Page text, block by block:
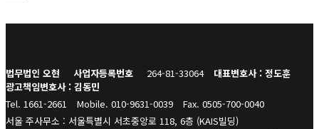
법무법인 오현 사업자등록번호 264-81-33064
대표변호사 : 정도훈
광고책임변호사 : 김동민
Tel. 1661-2661
Mobile. 010-9631-0039
Fax. 0505-700-0040
서울 주사무소 : 서울특별시 서초중앙로 118, 6층 (KAIS빌딩)